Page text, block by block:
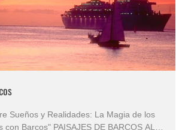
Sueños y Realidades: La Magia de los
DE BARCOS AL